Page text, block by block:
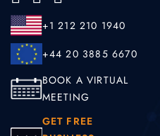
+1 212 210 1940
+44 20 3885 6670
BOOK A VIRTUAL
MEETING
GET FREE